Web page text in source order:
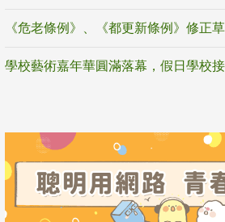
《危老條例》、《都更新條例》修正